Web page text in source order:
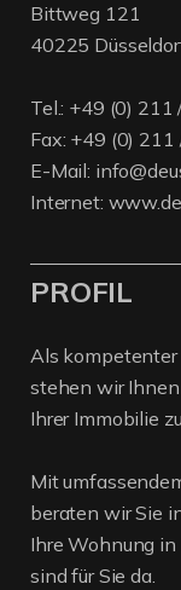
Bittweg 121
40225
Tel.: +49 (0) 211
Fax: +49 (0)
E-Mail:
Internet:
PROFIL
Als kompetenter
stehen wir Ihnen
Ihrer Immobilie
Mit
beraten wir Sie
Ihre Wohnung in
sind für Sie da.